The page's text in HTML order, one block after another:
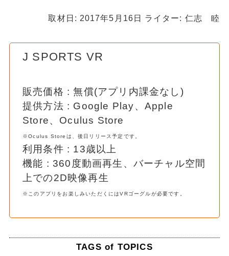
取材日: 2017年5月16日 ライター: 仁志 睦
J SPORTS VR
販売価格 : 無償(アプリ内課金なし)
提供方法 : Google Play、Apple
Store、Oculus Store
※Oculus Storeは、後日リリース予定です。
利用条件 : 13歳以上
機能 : 360度動画再生、バーチャル空間
上での2D映像再生
※このアプリをお楽しみいただくにはVRゴーグルが必要です。
TAGS of TOPICS